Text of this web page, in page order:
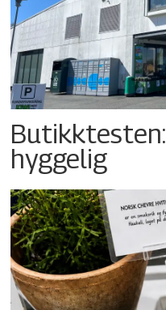
hyggelig